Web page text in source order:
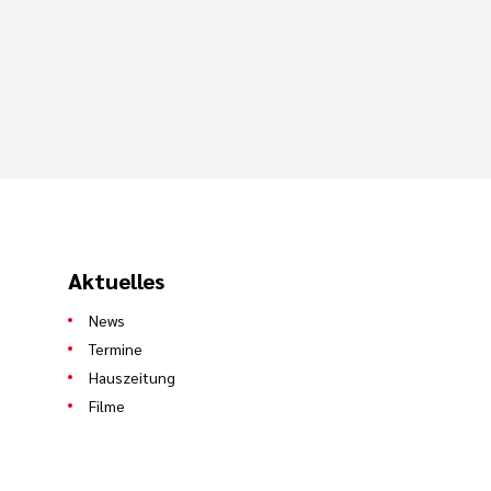
Aktuelles
News
Termine
Hauszeitung
Filme